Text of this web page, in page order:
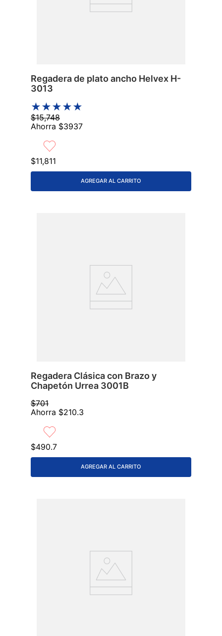
Regadera de plato ancho Helvex H-
3013
★★★★★
$15,748
Ahorra $3937
$11,811
AGREGAR AL CARRITO
Regadera Clásica con Brazo y
Chapetón Urrea 3001B
$701
Ahorra $210.3
$490.7
AGREGAR AL CARRITO